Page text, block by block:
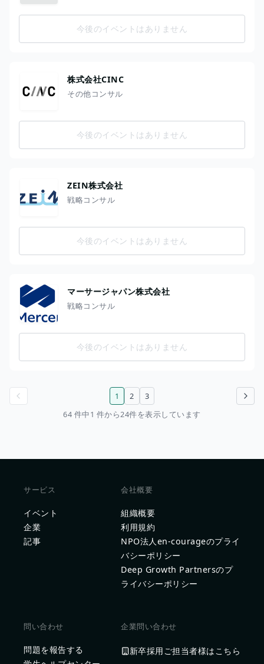
今後のイベントはありません
株式会社CINC
その他コンサル
今後のイベントはありません
ZEIN株式会社
戦略コンサル
今後のイベントはありません
マーサージャパン株式会社
戦略コンサル
今後のイベントはありません
次のページ
1 2
3
64 件中1 件から24件を表示しています
サービス
イベント
企業
記事
会社概要
組織概要
利用規約
NPO法人en-courageのプライ
バシーポリシー
Deep Growth Partnersのプ
ライバシーポリシー
問い合わせ
問題を報告する
企業問い合わせ
新卒採用ご担当者様はこちら